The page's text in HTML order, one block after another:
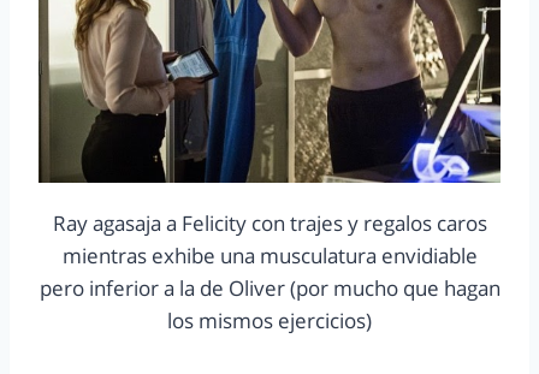
Ray agasaja a Felicity con trajes y regalos caros
mientras exhibe una musculatura envidiable
pero inferior a la de Oliver (por mucho que hagan
los mismos ejercicios)